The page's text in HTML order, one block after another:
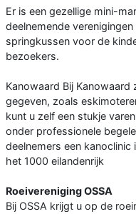
Er is een gezellige mini-
deelnemende
springkussen voor de
bezoekers.
Kanowaard Bij
gegeven, zoals
kunt u zelf een stukje
onder professionele
deelnemers een
het 1000 eilandenrijk
Roeivereniging OSSA
Bij OSSA krijgt u op de